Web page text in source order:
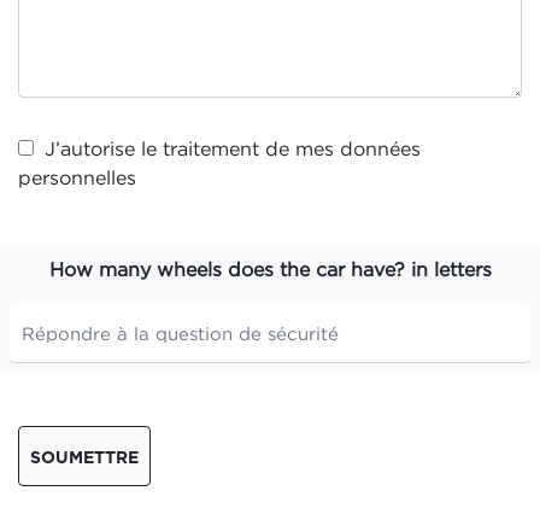
J’autorise le traitement de mes données
personnelles
How many wheels does the car have? in letters
SOUMETTRE